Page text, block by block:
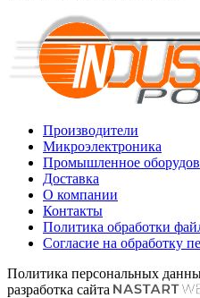
Производители
Микроэлектроника
Промышленное
Доставка
О компании
Контакты
Политика обработки
Согласие на обработку
Политика персональных
разработка сайта